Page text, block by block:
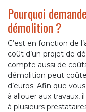
Pourquoi
démolition ?
C’est en fonction de
coût d’un projet de
compte aussi de
démolition peut
d’euros. Afin que
à allouer aux travaux,
à plusieurs